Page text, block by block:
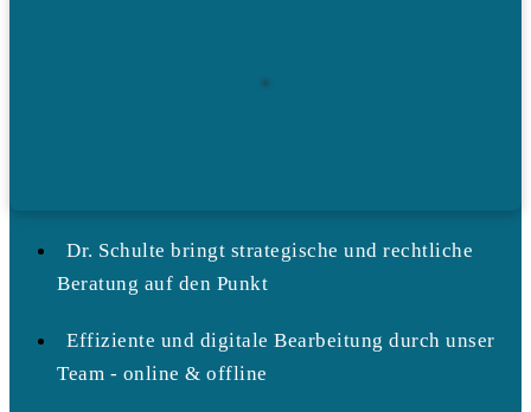
Dr. Schulte bringt strategische und rechtliche
Beratung auf den Punkt
Effiziente und digitale Bearbeitung durch unser
Team - online & offline